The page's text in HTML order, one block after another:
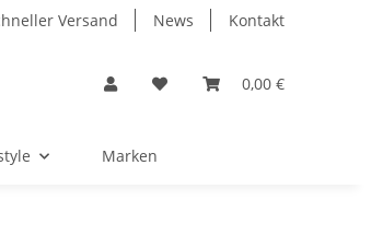
Versand News Kontakt
0,00 €
Marken